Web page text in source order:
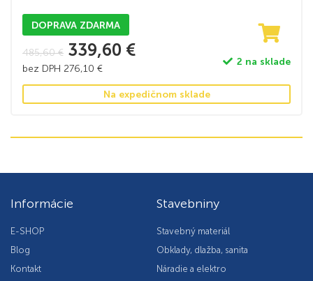
DOPRAVA ZDARMA
485,60€ 339,60 €
bez DPH 276,10 €
2 na sklade
Na expedičnom sklade
Informácie
E-SHOP
Blog
Kontakt
Stavebniny
Stavebný materiál
Obklady, dlažba, sanita
Náradie a elektro